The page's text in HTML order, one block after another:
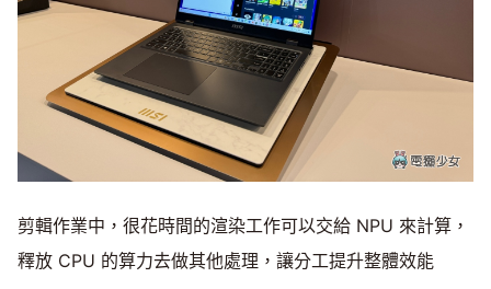
剪輯作業中，很花時間的渲染工作可以交給 NPU 來計算，
釋放 CPU 的算力去做其他處理，讓分工提升整體效能